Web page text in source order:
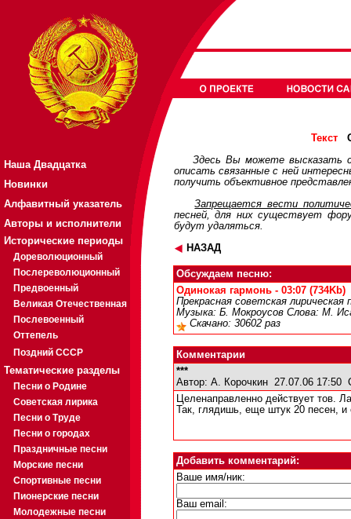
Наша Двадцатка
Новинки
Алфавитный указатель
Авторы и исполнители
Исторические периоды
Дореволюционный
Послереволюционный
Предвоенный
Великая Отечественная
Послевоенный
Оттепель
Поздний СССР
Тематические разделы
Песни о Родине
Советская лирика
Песни о Труде
Песни о городах
Праздничные песни
Морские песни
Спортивные песни
Пионерские песни
Молодежные песни
Текст
Здесь Вы можете высказать
описать связанные с ней
получить объективное
Запрещается вести
песней, для них существует
будут удаляться.
НАЗАД
Обсуждаем песню:
Одинокая гармонь - 03:07 (734Kb)
Прекрасная советская лирическая
Музыка: Б. Мокроусов Слова: М.
Скачано: 30602 раз
Комментарии
***
Автор: А. Корочкин 27.07.06 17:50
Целенаправленно действует тов.
Так, глядишь, еще штук 20 песен,
Добавить комментарий:
Ваше имя/ник:
Ваш email: